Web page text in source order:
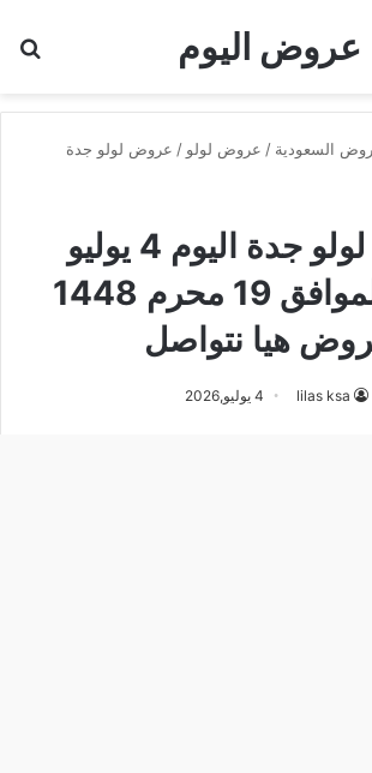
عروض اليوم
السعودية / عروض لولو / عروض لولو جدة
عروض لولو جدة اليوم 4 يوليو
2026 الموافق 19 محرم 1448
هيا نتواصل
lilas ksa 4 يوليو,2026